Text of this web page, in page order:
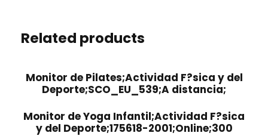
Related products
Monitor de Pilates;Actividad F?sica y del
Deporte;SCO_EU_539;A distancia;
Monitor de Yoga Infantil;Actividad F?sica
y del Deporte;175618-2001;Online;300